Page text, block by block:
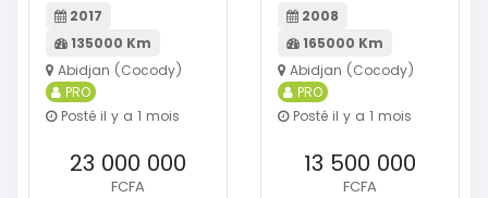
2017
135000 Km
Abidjan (Cocody)
PRO
Posté il y a 1 mois
23 000 000
FCFA
2008
165000 Km
Abidjan (Cocody)
PRO
Posté il y a 1 mois
13 500 000
FCFA